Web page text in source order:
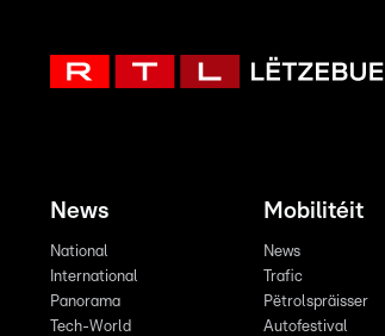
News
National
International
Panorama
Tech-World
Mobilitéit
News
Trafic
Pëtrolspräisser
Autofestival